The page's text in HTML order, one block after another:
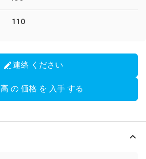
110
連絡 ください
の 価格 を 入手 する